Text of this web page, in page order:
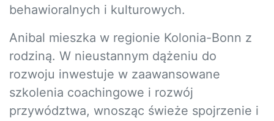
behawioralnych i kulturowych.
Anibal mieszka w regionie Kolonia-Bonn z
rodziną. W nieustannym dążeniu do
rozwoju inwestuje w zaawansowane
szkolenia coachingowe i rozwój
przywództwa, wnosząc świeże spojrzenie i